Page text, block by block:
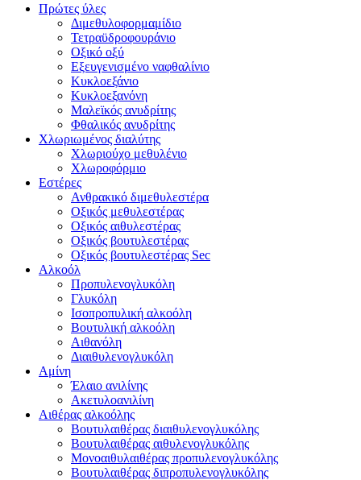
Πρώτες ύλες
Διμεθυλοφορμαμίδιο
Τετραϋδροφουράνιο
Οξικό οξύ
Εξευγενισμένο ναφθαλίνιο
Κυκλοεξάνιο
Κυκλοεξανόνη
Μαλεϊκός ανυδρίτης
Φθαλικός ανυδρίτης
Χλωριωμένος διαλύτης
Χλωριούχο μεθυλένιο
Χλωροφόρμιο
Εστέρες
Ανθρακικό διμεθυλεστέρα
Οξικός μεθυλεστέρας
Οξικός αιθυλεστέρας
Οξικός βουτυλεστέρας
Οξικός βουτυλεστέρας Sec
Αλκοόλ
Προπυλενογλυκόλη
Γλυκόλη
Ισοπροπυλική αλκοόλη
Βουτυλική αλκοόλη
Αιθανόλη
Διαιθυλενογλυκόλη
Αμίνη
Έλαιο ανιλίνης
Ακετυλοανιλίνη
Αιθέρας αλκοόλης
Βουτυλαιθέρας διαιθυλενογλυκόλης
Βουτυλαιθέρας αιθυλενογλυκόλης
Μονοαιθυλαιθέρας προπυλενογλυκόλης
Βουτυλαιθέρας διπροπυλενογλυκόλης